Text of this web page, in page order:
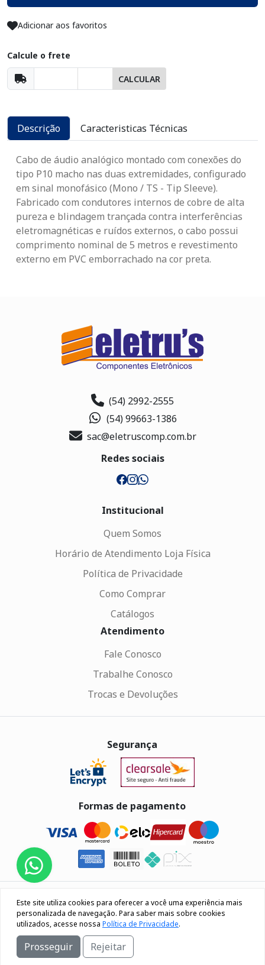
Adicionar aos favoritos
Calcule o frete
CALCULAR
Descrição Caracteristicas Técnicas
Cabo de áudio analógico montado com conexões do
tipo P10 macho nas duas extremidades, configurado
em sinal monofásico (Mono / TS - Tip Sleeve).
Fabricado com condutores internos de cobre de alta
pureza e blindagem trançada contra interferências
eletromagnéticas e ruídos externos, o cabo possui
comprimento nominal de 5 metros e revestimento
externo em PVC emborrachado na cor preta.
(54) 2992-2555
(54) 99663-1386
sac@eletruscomp.com.br
Redes sociais
Institucional
Quem Somos
Horário de Atendimento Loja Física
Política de Privacidade
Como Comprar
Catálogos
Atendimento
Fale Conosco
Trabalhe Conosco
Trocas e Devoluções
Segurança
Formas de pagamento
Eletrus Componentes Eletrônicos - CNPJ
04.080.033/0001-40
Rua Os 18 do forte, 692, Bairro Lourdes Caxias do Sul / RS
Este site utiliza cookies para oferecer a você uma experiência mais
personalizada de navegação. Para saber mais sobre cookies
utilizados, acesse nossa Política de Privacidade.
Prosseguir Rejeitar